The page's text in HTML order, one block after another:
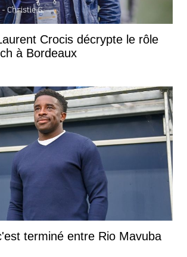
Crocis décrypte le rôle
à Bordeaux
terminé entre Rio Mavuba